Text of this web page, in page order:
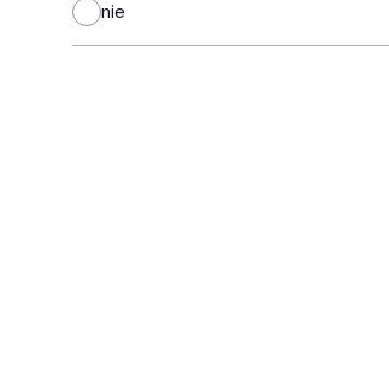
nie